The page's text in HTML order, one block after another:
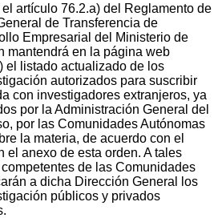
artículo 76.2.a) del Reglamento de
de Transferencia de
Empresarial del Ministerio de
mantendrá en la página web
el listado actualizado de los
autorizados para suscribir
con investigadores extranjeros, ya
por la Administración General del
por las Comunidades Autónomas
la materia, de acuerdo con el
el anexo de esta orden. A tales
de las Comunidades
a dicha Dirección General los
públicos y privados